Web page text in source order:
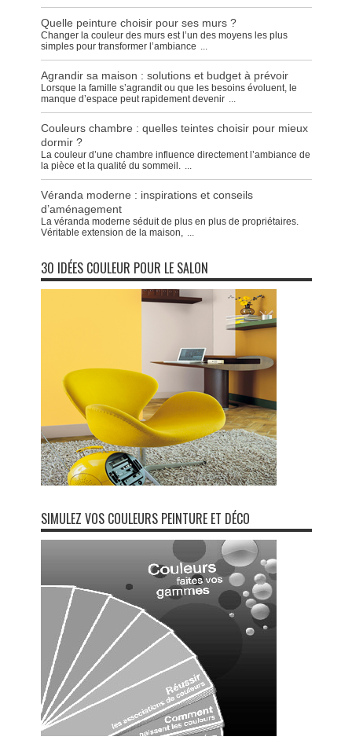
Quelle peinture choisir pour ses murs ?
Changer la couleur des murs est l’un des moyens les plus
simples pour transformer l’ambiance ...
Agrandir sa maison : solutions et budget à prévoir
Lorsque la famille s’agrandit ou que les besoins évoluent, le
manque d’espace peut rapidement devenir ...
Couleurs chambre : quelles teintes choisir pour mieux
dormir ?
La couleur d’une chambre influence directement l’ambiance de
la pièce et la qualité du sommeil. ...
Véranda moderne : inspirations et conseils
d’aménagement
La véranda moderne séduit de plus en plus de propriétaires.
Véritable extension de la maison, ...
30 IDÉES COULEUR POUR LE SALON
SIMULEZ VOS COULEURS PEINTURE ET DÉCO